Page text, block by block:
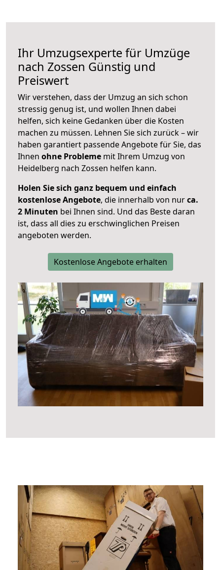
Ihr Umzugsexperte für Umzüge
nach Zossen Günstig und
Preiswert
Wir verstehen, dass der Umzug an sich schon
stressig genug ist, und wollen Ihnen dabei
helfen, sich keine Gedanken über die Kosten
machen zu müssen. Lehnen Sie sich zurück – wir
haben garantiert passende Angebote für Sie, das
Ihnen ohne Probleme mit Ihrem Umzug von
Heidelberg nach Zossen helfen kann.
Holen Sie sich ganz bequem und einfach
kostenlose Angebote, die innerhalb von nurca.
2 Minuten bei Ihnen sind. Und das Beste daran
ist, dass all dies zu erschwinglichen Preisen
angeboten werden.
Kostenlose Angebote erhalten